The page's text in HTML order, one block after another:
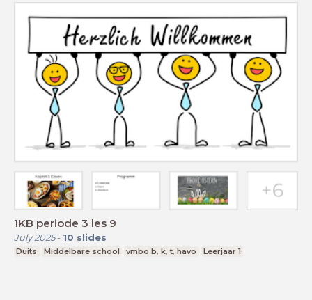
1KB periode 3 les 9
July 2025- 10 slides
Duits Middelbare school vmbo b, k, t, havo Leerjaar 1